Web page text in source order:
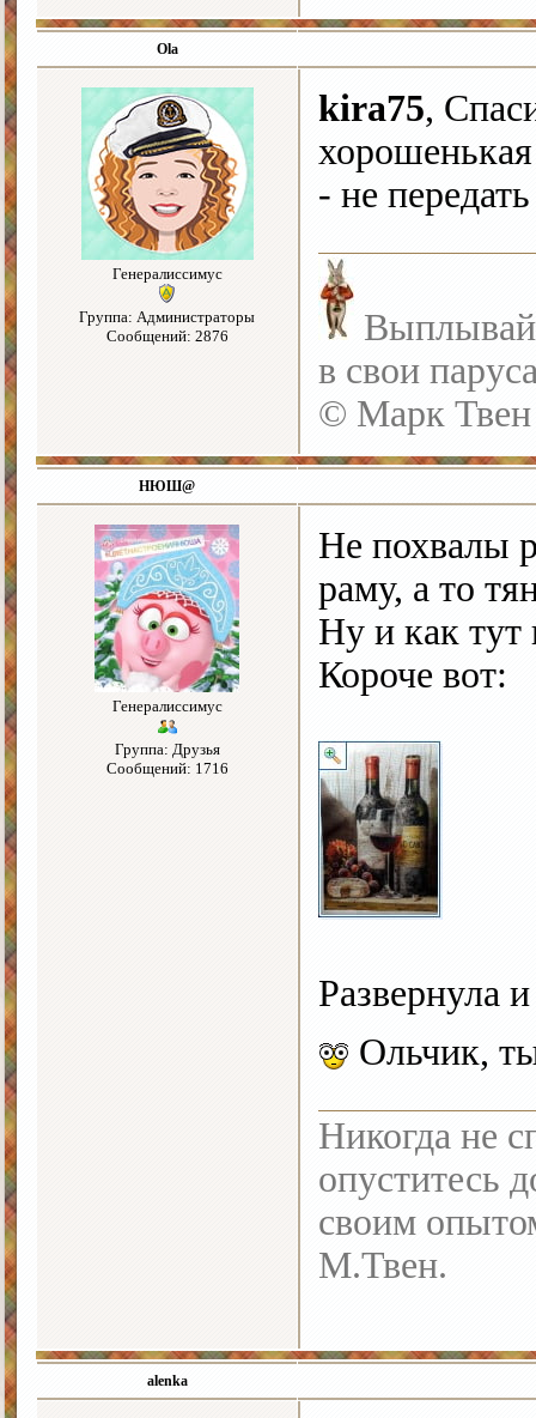
Ola
Генералиссимус
Группа: Администраторы
Сообщений: 2876
kira75,
- не
в свои
© Марк Твен
НЮШ@
Генералиссимус
Группа: Друзья
Сообщений: 1716
Не похвалы
раму, а то
Ну и как тут
Короче вот:
Развернула
Ольчик,
Никогда не
опуститесь
своим
М.Твен.
alenka